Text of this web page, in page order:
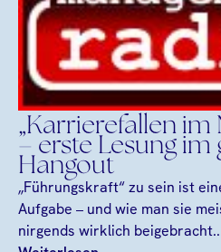
„Karrierefallen im
– erste Lesung im
Hangout
„Führungskraft“ zu sein ist
Aufgabe – und wie man sie
nirgends wirklich